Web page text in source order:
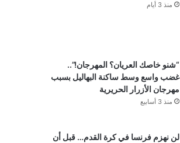
منذ 3 أيام
“شنو خاصك العريان؟ المهرجان!”..
غضب واسع وسط ساكنة البهاليل بسبب
مهرجان الأزرار الحريرية
منذ 3 أسابيع
لن نهزم فرنسا في كرة القدم… قبل أن